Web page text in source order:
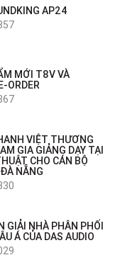
AP24
MỚI T8V VÀ
ORDER
VIỆT THƯƠNG
GIA GIẢNG DẠY TẠI
CHO CÁN BỘ
NẴNG
GIẢI NHÀ PHÂN PHỐI
Á CỦA DAS AUDIO